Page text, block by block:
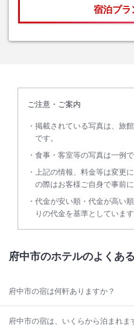
宿泊プラ
ご注意・ご案内
掲載されている写真は、旅
です。
食事・客室等の写真は一例で
上記の情報、料金等は変更
の際はお客様ご自身で事前に
代金が安い順・代金が高い
りの代金を基準としています
府中市のホテルのよくあ
府中市の宿は何軒ありますか？
府中市の宿は、いくらから泊まれま